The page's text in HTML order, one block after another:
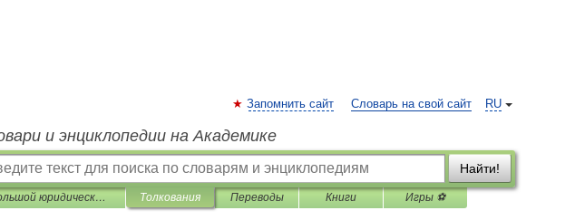
RU
Запомнить сайт Словарь на свой сайт
и энциклопедии на Академике
Найти!
Большой юридический словарь Толкования Переводы Книги Игры ⚽